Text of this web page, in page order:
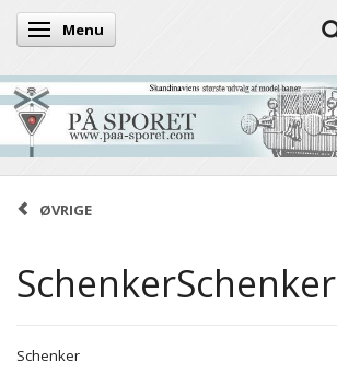
Toggle navigation
Menu
ØVRIGE
SchenkerSchenker
Schenker